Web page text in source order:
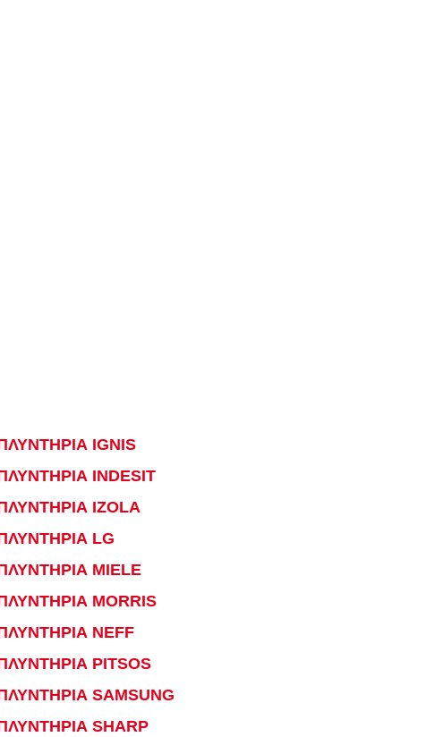
IGNIS
INDESIT
IZOLA
LG
MIELE
MORRIS
NEFF
PITSOS
SAMSUNG
SHARP